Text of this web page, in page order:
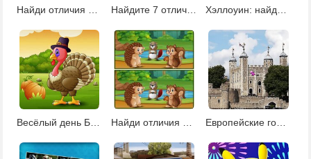
Найдите 7 отличий
Весёлый день Благодарения Найди отличия в лесу Европейские города: найди отличия